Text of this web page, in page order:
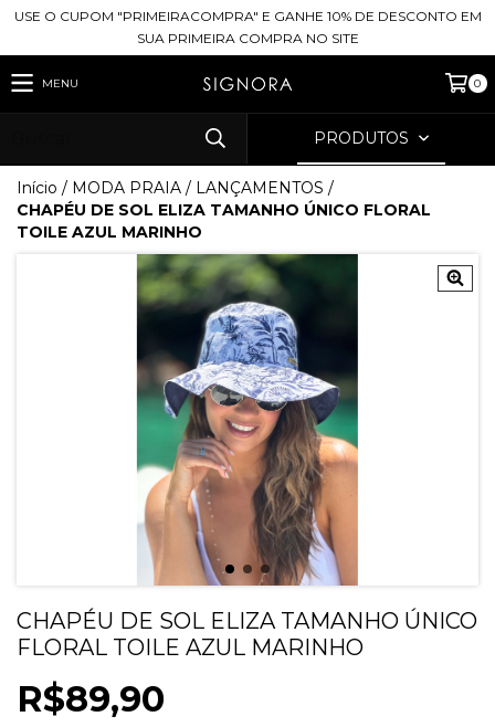
USE O CUPOM "PRIMEIRACOMPRA" E GANHE 10% DE DESCONTO EM
SUA PRIMEIRA COMPRA NO SITE
MENU 0
PRODUTOS
Início / MODA PRAIA / LANÇAMENTOS /
CHAPÉU DE SOL ELIZA TAMANHO ÚNICO FLORAL
TOILE AZUL MARINHO
CHAPÉU DE SOL ELIZA TAMANHO ÚNICO
FLORAL TOILE AZUL MARINHO
R$89,90